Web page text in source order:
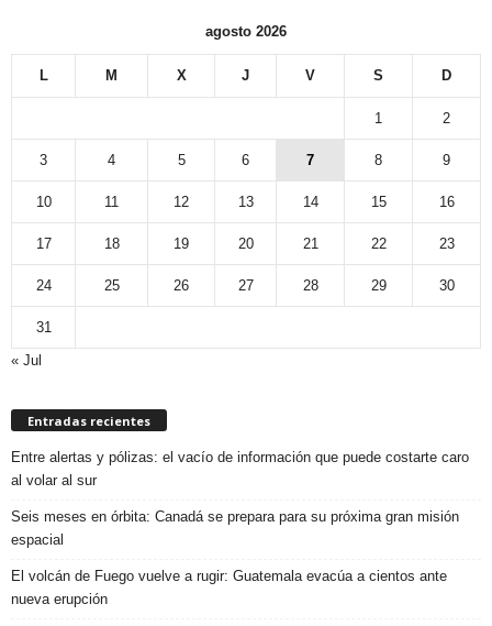
agosto 2026
L M X J V S D
1 2
3 4 5 6 7 8 9
10 11 12 13 14 15 16
17 18 19 20 21 22 23
24 25 26 27 28 29 30
31
« Jul
Entradas recientes
Entre alertas y pólizas: el vacío de información que puede costarte caro
al volar al sur
Seis meses en órbita: Canadá se prepara para su próxima gran misión
espacial
El volcán de Fuego vuelve a rugir: Guatemala evacúa a cientos ante
nueva erupción